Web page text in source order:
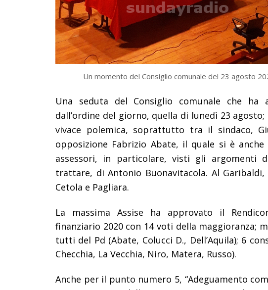
Un momento del Consiglio comunale del 23 agosto
Una seduta del Consiglio comunale che
dall’ordine del giorno, quella di lunedì 23
vivace polemica, soprattutto tra il sindaco,
opposizione Fabrizio Abate, il quale si è
assessori, in particolare, visti gli argomenti
trattare, di Antonio Buonavitacola. Al
Cetola e Pagliara.
La massima Assise ha approvato il
finanziario 2020 con 14 voti della maggioranza;
tutti del Pd (Abate, Colucci D., Dell’Aquila); 6
Checchia, La Vecchia, Niro, Matera, Russo).
Anche per il punto numero 5, “Adeguamento